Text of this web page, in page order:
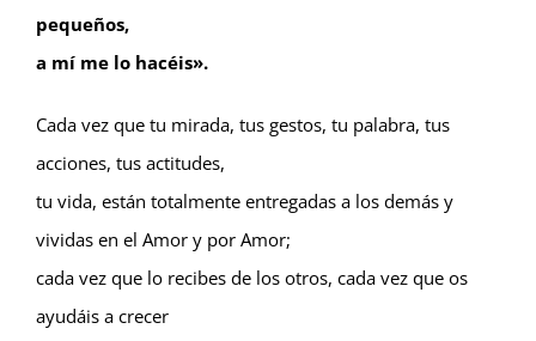
pequeños,
a mí me lo hacéis».
Cada vez que tu mirada, tus gestos, tu palabra, tus
acciones, tus actitudes,
tu vida, están totalmente entregadas a los demás y
vividas en el Amor y por Amor;
cada vez que lo recibes de los otros, cada vez que os
ayudáis a crecer